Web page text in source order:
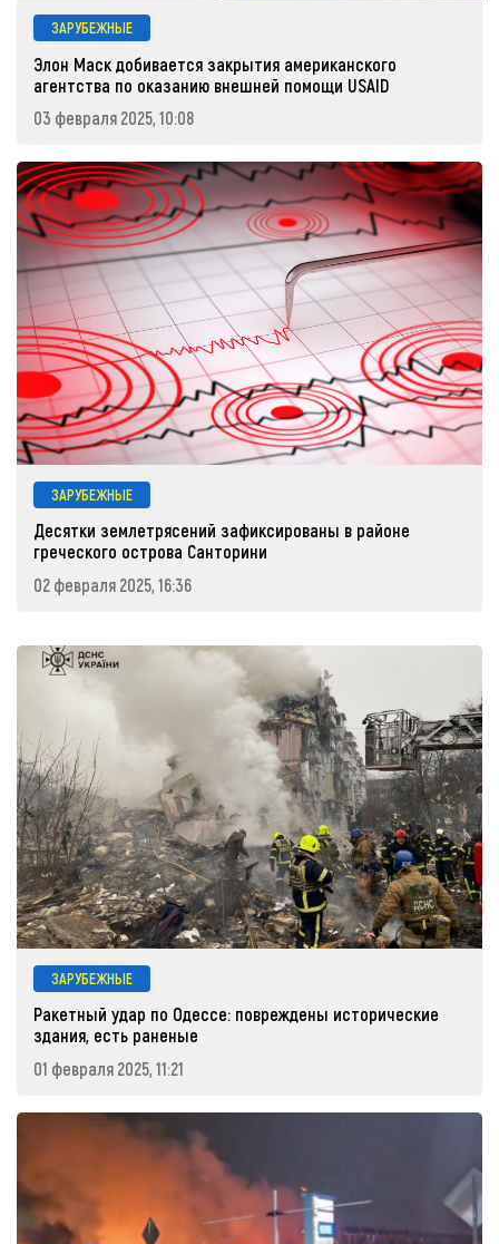
ЗАРУБЕЖНЫЕ
Элон Маск добивается закрытия американского
агентства по оказанию внешней помощи USAID
03 февраля 2025, 10:08
ЗАРУБЕЖНЫЕ
Десятки землетрясений зафиксированы в районе
греческого острова Санторини
02 февраля 2025, 16:36
ЗАРУБЕЖНЫЕ
Ракетный удар по Одессе: повреждены исторические
здания, есть раненые
01 февраля 2025, 11:21